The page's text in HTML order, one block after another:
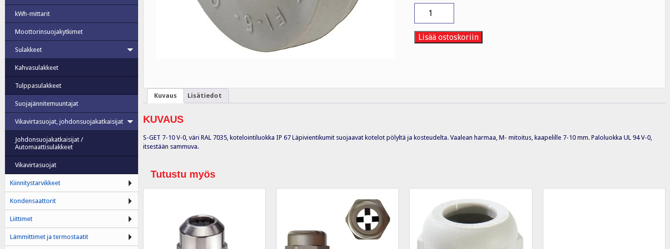
GET
7-
10
Lisää ostoskoriin
Kuvaus Lisätiedot
KUVAUS
S-GET 7-10 V-0, väri RAL 7035, kotelointiluokka IP 67 Läpivientikumit suojaavat kotelot pölyltä ja kosteudelta. Vaalean harmaa, M- mitoitus, kaapelille 7-10 mm. Paloluokka UL 94 V-0,
itsestään sammuva.
Tutustu myös
kWh-mittarit
Moottorinsuojakytkimet
Sulakkeet
Kahvasulakkeet
Tulppasulakkeet
Suojajännitemuuntajat
Vikavirtasuojat, johdonsuojakatkaisijat
Johdonsuojakatkaisijat /
Automaattisulakkeet
Vikavirtasuojat
Kiinnitystarvikkeet
Kondensaattorit
Liittimet
Lämmittimet ja termostaatit